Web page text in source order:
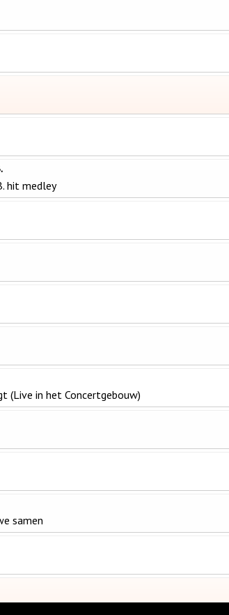
hit medley
(Live in het Concertgebouw)
samen